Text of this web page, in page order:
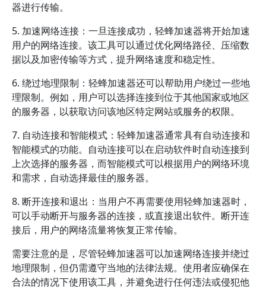
器进行传输。
5. 加速网络连接：一旦连接成功，轻蜂加速器将开始加速
用户的网络连接。该工具可以通过优化网络路径、压缩数
据以及加密传输等方式，提升网络速度和稳定性。
6. 绕过地理限制：轻蜂加速器还可以帮助用户绕过一些地
理限制。例如，用户可以选择连接到位于其他国家或地区
的服务器，以获取访问该地区特定网站或服务的权限。
7. 自动连接和智能模式：轻蜂加速器通常具有自动连接和
智能模式的功能。自动连接可以在启动软件时自动连接到
上次选择的服务器，而智能模式可以根据用户的网络环境
和需求，自动选择最佳的服务器。
8. 断开连接和退出：当用户不再需要使用轻蜂加速器时，
可以手动断开与服务器的连接，或直接退出软件。断开连
接后，用户的网络流量将恢复正常传输。
需要注意的是，尽管轻蜂加速器可以加速网络连接并绕过
地理限制，但仍需遵守当地的法律法规。使用者应确保在
合法的情况下使用该工具，并避免进行任何违法或侵犯他